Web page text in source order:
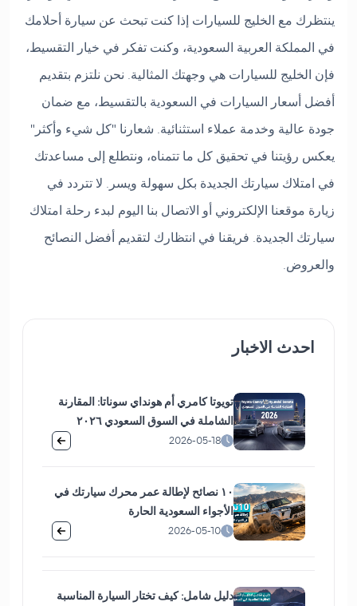
ينتظرك مع الخليج للسيارات إذا كنت تبحث عن سيارة أحلامك
في المملكة العربية السعودية، وكنت تفكر في خيار التقسيط،
فإن الخليج للسيارات هي وجهتك المثالية. نحن نلتزم بتقديم
أفضل أسعار السيارات في السعودية بالتقسيط، مع ضمان
جودة عالية وخدمة عملاء استثنائية. شعارنا "كل شيء وأكثر"
يعكس رؤيتنا في تحقيق كل ما تتمناه، ونتطلع إلى مساعدتك
في امتلاك سيارتك الجديدة بكل سهولة ويسر. لا تتردد في
زيارة موقعنا الإلكتروني أو الاتصال بنا اليوم لبدء رحلة امتلاك
سيارتك الجديدة. فريقنا في انتظارك لتقديم أفضل النصائح
والعروض.
احدث الاخبار
تويوتا كامري أم هونداي سوناتا: المقارنة
الشاملة في السوق السعودي ٢٠٢٦
2026-05-18
١٠ نصائح لإطالة عمر محرك سيارتك في
الأجواء السعودية الحارة
2026-05-10
دليل شامل: كيف تختار السيارة المناسبة